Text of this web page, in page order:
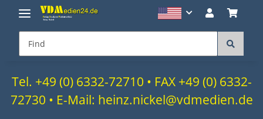
Tel. +49 (0) 6332-72710 • FAX +49 (0) 6332-
72730 • E-Mail: heinz.nickel@vdmedien.de